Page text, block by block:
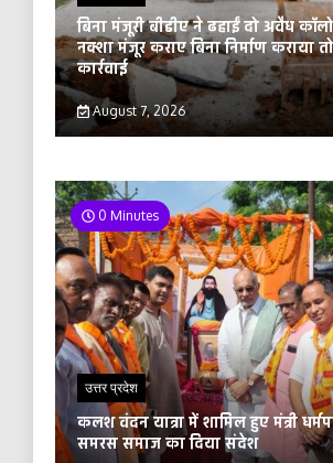
बिना मंजूरी बीडीए ने ढहाईं दो अवैध
नक्शा मंजूर कराए बिना निर्माण कराया
कार्रवाई
August 7, 2026
0 Minutes
उत्तर प्रदेश
कलश वंदन यात्रा में शामिल हुए मंत्री
समरस समाज का दिया संदेश